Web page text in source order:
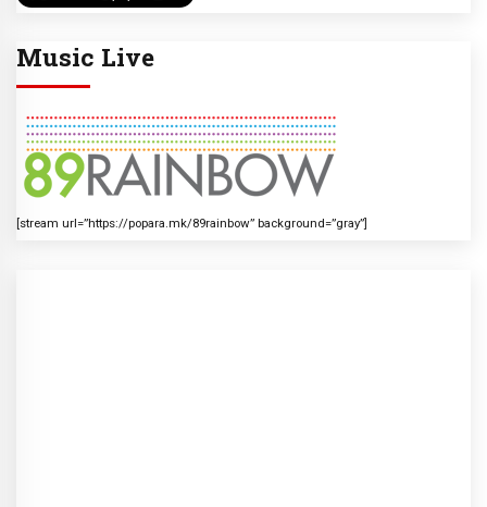
Music Live
[stream url=”https://popara.mk/89rainbow” background=”gray”]